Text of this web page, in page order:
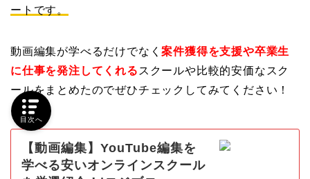
ートです。
動画編集が学べるだけでなく案件獲得を支援や卒業生
に仕事を発注してくれる スクールや比較的安価なスク
ールをまとめたのでぜひチェックしてみてください！
【動画編集】YouTube編集を
学べる安いオンラインスクール
目次へ